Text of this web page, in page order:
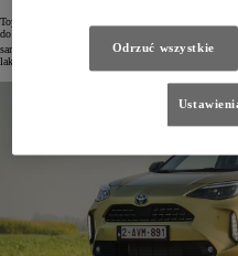
Toyota od lat jest jednym z czołowych producentów
do jak najszybszej dekarbonizacji produkcji. Biorąc
samochodów pochodzi z procesów lakierniczych,
lakierniczą nowej generacji o zerowej emisji CO
Odrzuć wszystkie